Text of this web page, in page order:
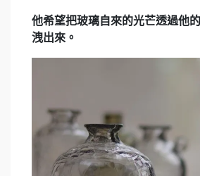
他希望把玻璃自來的光芒透過他
洩出來。